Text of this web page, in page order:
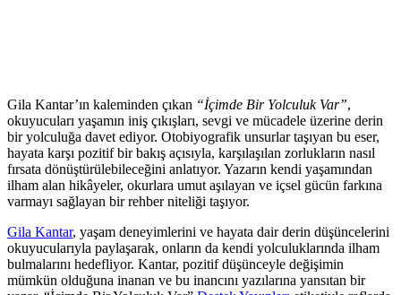
Gila Kantar’ın kaleminden çıkan “İçimde Bir Yolculuk Var”,
okuyucuları yaşamın iniş çıkışları, sevgi ve mücadele üzerine derin
bir yolculuğa davet ediyor. Otobiyografik unsurlar taşıyan bu eser,
hayata karşı pozitif bir bakış açısıyla, karşılaşılan zorlukların nasıl
fırsata dönüştürülebileceğini anlatıyor. Yazarın kendi yaşamından
ilham alan hikâyeler, okurlara umut aşılayan ve içsel gücün farkına
varmayı sağlayan bir rehber niteliği taşıyor.
Gila Kantar, yaşam deneyimlerini ve hayata dair derin düşüncelerini
okuyucularıyla paylaşarak, onların da kendi yolculuklarında ilham
bulmalarını hedefliyor. Kantar, pozitif düşünceyle değişimin
mümkün olduğuna inanan ve bu inancını yazılarına yansıtan bir